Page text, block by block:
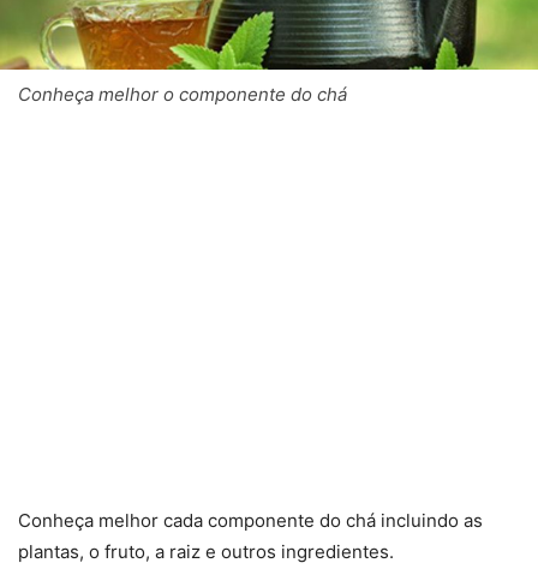
Conheça melhor o componente do chá
Conheça melhor cada componente do chá incluindo as
plantas, o fruto, a raiz e outros ingredientes.